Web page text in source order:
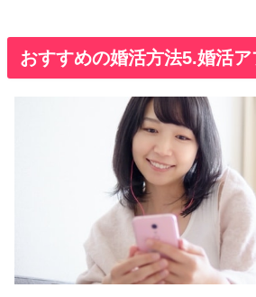
おすすめの婚活方法5.婚活ア